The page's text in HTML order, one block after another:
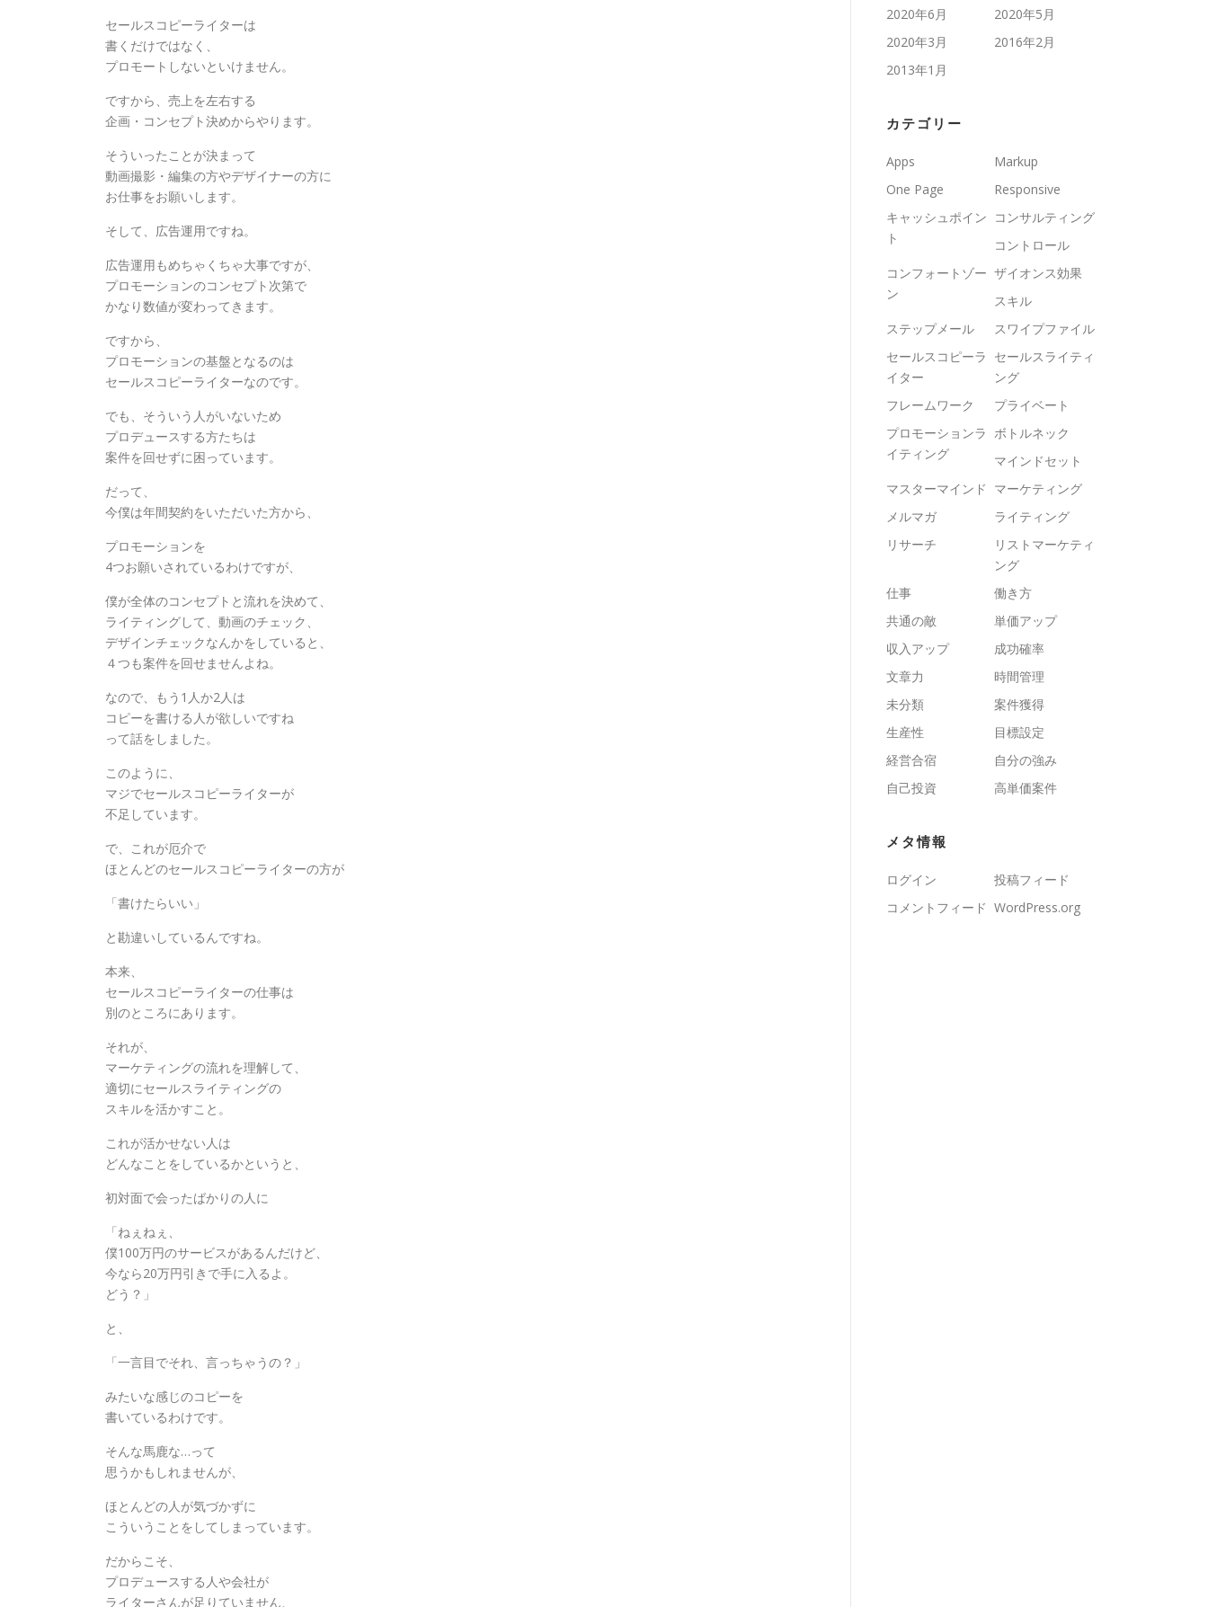
セールスコピーライターは
書くだけではなく、
プロモートしないといけません。
ですから、売上を左右する
企画・コンセプト決めからやります。
そういったことが決まって
動画撮影・編集の方やデザイナーの方に
お仕事をお願いします。
そして、広告運用ですね。
広告運用もめちゃくちゃ大事ですが、
プロモーションのコンセプト次第で
かなり数値が変わってきます。
ですから、
プロモーションの基盤となるのは
セールスコピーライターなのです。
でも、そういう人がいないため
プロデュースする方たちは
案件を回せずに困っています。
だって、
今僕は年間契約をいただいた方から、
プロモーションを
4つお願いされているわけですが、
僕が全体のコンセプトと流れを決めて、
ライティングして、動画のチェック、
デザインチェックなんかをしていると、
４つも案件を回せませんよね。
なので、もう1人か2人は
コピーを書ける人が欲しいですね
って話をしました。
このように、
マジでセールスコピーライターが
不足しています。
で、これが厄介で
ほとんどのセールスコピーライターの方が
「書けたらいい」
と勘違いしているんですね。
本来、
セールスコピーライターの仕事は
別のところにあります。
それが、
マーケティングの流れを理解して、
適切にセールスライティングの
スキルを活かすこと。
これが活かせない人は
どんなことをしているかというと、
初対面で会ったばかりの人に
「ねぇねぇ、
僕100万円のサービスがあるんだけど、
今なら20万円引きで手に入るよ。
どう？」
と、
「一言目でそれ、言っちゃうの？」
みたいな感じのコピーを
書いているわけです。
そんな馬鹿な…って
思うかもしれませんが、
ほとんどの人が気づかずに
こういうことをしてしまっています。
だからこそ、
プロデュースする人や会社が
ライターさんが足りていません、
2020年6月
2020年5月
2020年3月
2016年2月
2013年1月
カテゴリー
Apps
Markup
One Page
Responsive
キャッシュポイン
ト
コンサルティング
コントロール
コンフォートゾー
ン
ザイオンス効果
スキル
ステップメール
スワイプファイル
セールスコピーラ
イター
セールスライティ
ング
フレームワーク
プライベート
プロモーションラ
イティング
ボトルネック
マインドセット
マスターマインド マーケティング
メルマガ
ライティング
リサーチ
リストマーケティ
ング
仕事
働き方
共通の敵
単価アップ
収入アップ
成功確率
文章力
時間管理
未分類
案件獲得
生産性
目標設定
経営合宿
自分の強み
自己投資
高単価案件
メタ情報
ログイン
投稿フィード
コメントフィード WordPress.org